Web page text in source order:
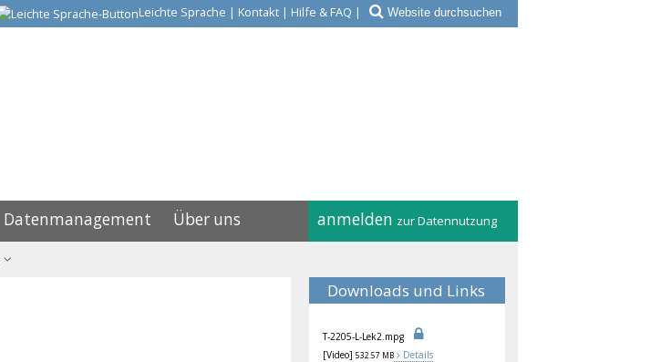
Leichte Sprache | Kontakt | Hilfe & FAQ |
anmelden zur Datennutzung
Datenmanagement Über uns
Downloads und Links
T-2205-L-Lek2.mpg
[Video] 532.57 MB
Details